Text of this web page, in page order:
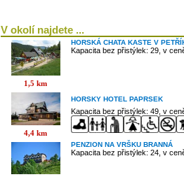
V okolí najdete ...
1,5 km
HORSKÁ CHATA KASTE V
Kapacita bez přistýlek: 29, v
4,4 km
HORSKY HOTEL PAPRSEK
Kapacita bez přistýlek: 49, v
PENZION NA VRŠKU BRANNÁ
Kapacita bez přistýlek: 24, v